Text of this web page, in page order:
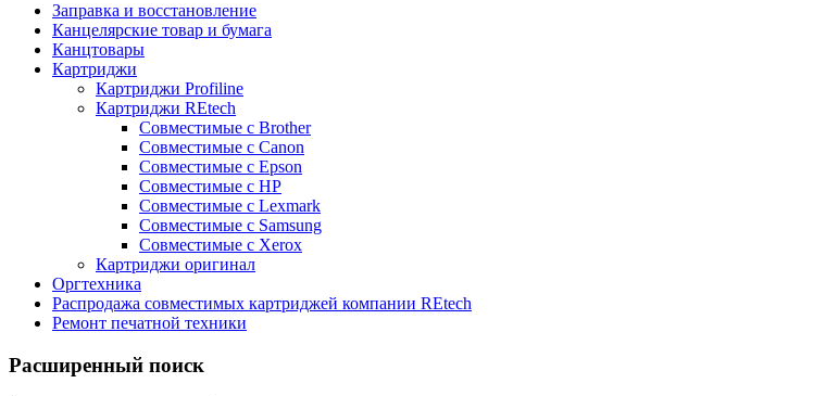
Заправка и восстановление
Канцелярские товар и бумага
Канцтовары
Картриджи
Картриджи Profiline
Картриджи REtech
Совместимые с Brother
Совместимые с Canon
Совместимые с Epson
Совместимые с HP
Совместимые с Lexmark
Совместимые с Samsung
Совместимые с Xerox
Картриджи оригинал
Оргтехника
Распродажа совместимых картриджей компании REtech
Ремонт печатной техники
Расширенный поиск